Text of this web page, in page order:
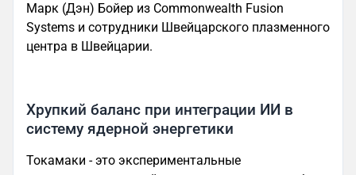
Марк (Дэн) Бойер из Commonwealth Fusion
Systems и сотрудники Швейцарского плазменного
центра в Швейцарии.
Хрупкий баланс при интеграции ИИ в
систему ядерной энергетики
Токамаки - это экспериментальные